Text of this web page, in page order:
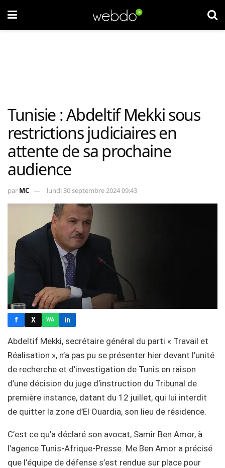
Tunisie : Abdeltif Mekki sous
restrictions judiciaires en
attente de sa prochaine
audience
par MC lundi 30 septembre 2024 09:43
f X WA in
Abdeltif Mekki, secrétaire général du parti « Travail et
Réalisation », n’a pas pu se présenter hier devant l’unité
de recherche et d’investigation de Tunis en raison
d’une décision du juge d’instruction du Tribunal de
première instance, datant du 12 juillet, qui lui interdit
de quitter la zone d’El Ouardia, son lieu de résidence.
C’est ce qu’a déclaré son avocat, Samir Ben Amor, à
l’agence Tunis-Afrique-Presse. Me Ben Amor a précisé
que l’équipe de défense s’est rendue sur place pour